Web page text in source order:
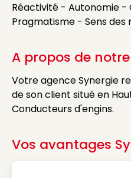
Réactivité - Autonomie -
Pragmatisme - Sens
A propos de
Votre agence Synergie
de son client situé en
Conducteurs d'engins.
Vos avantages